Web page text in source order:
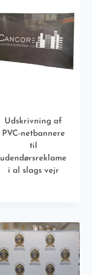
Udskrivning af
PVC-netbannere
til
udendørsreklame
i al slags vejr